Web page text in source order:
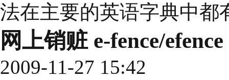
法在主要的英语字典中都
网上销赃 e-fence/efence
2009-11-27 15:42